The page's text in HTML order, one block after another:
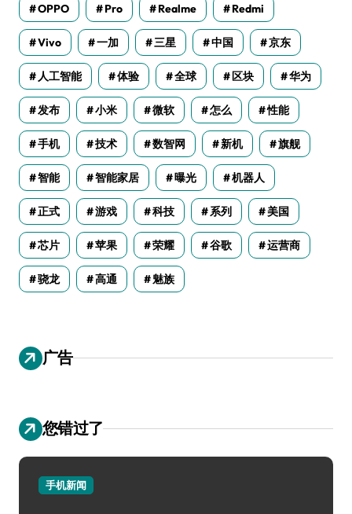
OPPO Pro Realme Redmi
Vivo 一加 三星 中国 京东
人工智能 体验 全球 区块 华为
发布 小米 微软 怎么 性能
手机 技术 数智网 新机 旗舰
智能 智能家居 曝光 机器人
正式 游戏 科技 系列 美国
芯片 苹果 荣耀 谷歌 运营商
骁龙 高通 魅族
广告
您错过了
手机新闻